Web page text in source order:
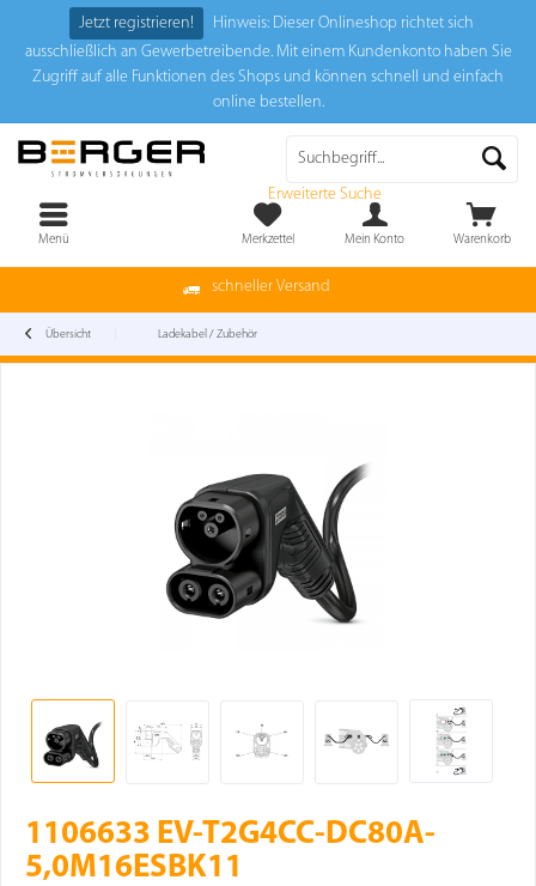
Jetzt registrieren!
Hinweis: Dieser Onlineshop richtet sich
ausschließlich an Gewerbetreibende. Mit einem Kundenkonto haben Sie
Zugriff auf alle Funktionen des Shops und können schnell und einfach
online bestellen.
schneller Versand
Erweiterte Suche
Warenkorb
Merkzettel Mein Konto
Menü
Übersicht Ladekabel / Zubehör
1106633 EV-T2G4CC-DC80A-
5,0M16ESBK11